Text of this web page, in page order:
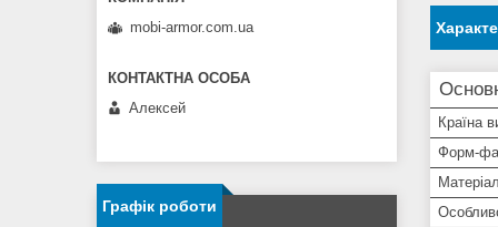
Країна
Форм-
mobi-armor.com.ua
Алексей
Графік роботи